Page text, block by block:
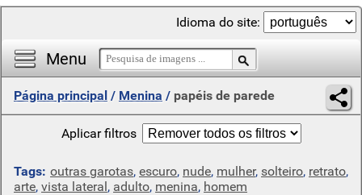
Menu
Idioma do site:
Página principal / Menina / papéis de parede
Aplicar filtros
Tags: outras garotas, escuro, nude, mulher, solteiro, retrato,
arte, vista lateral, adulto, menina, homem